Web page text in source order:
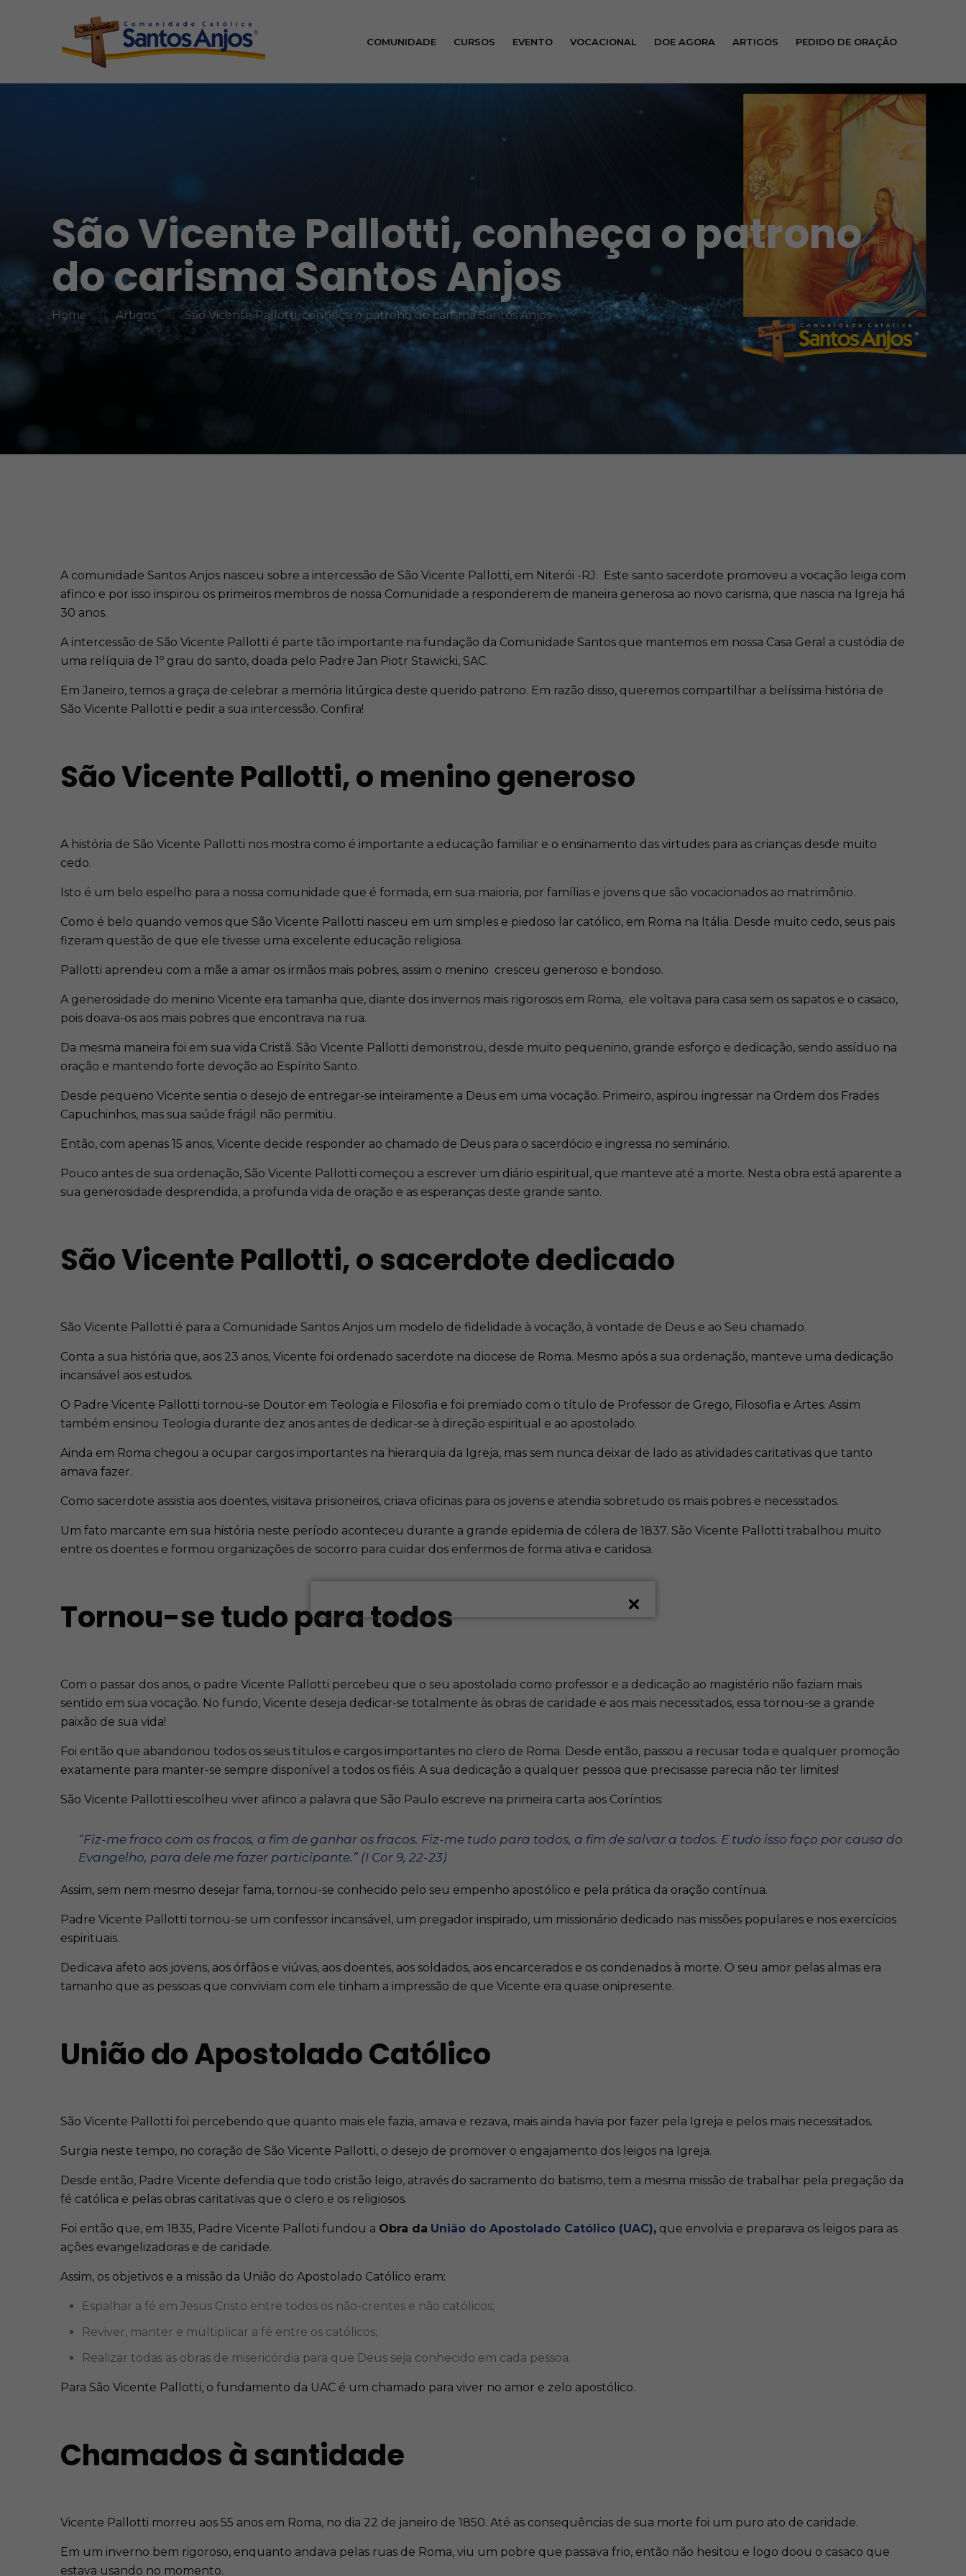
COMUNIDADE CURSOS EVENTO VOCACIONAL DOE AGORA ARTIGOS PEDIDO DE ORAÇÃO
São Vicente Pallotti, conheça o patrono
do carisma Santos Anjos
Home Artigos São Vicente Pallotti, conheça o patrono do carisma Santos Anjos
A comunidade Santos Anjos nasceu sobre a intercessão de São Vicente Pallotti, em Niterói -RJ. Este santo sacerdote promoveu a vocação leiga com
afinco e por isso inspirou os primeiros membros de nossa Comunidade a responderem de maneira generosa ao novo carisma, que nascia na Igreja há
30 anos.
A intercessão de São Vicente Pallotti é parte tão importante na fundação da Comunidade Santos que mantemos em nossa Casa Geral a custódia de
uma relíquia de 1º grau do santo, doada pelo Padre Jan Piotr Stawicki, SAC.
Em Janeiro, temos a graça de celebrar a memória litúrgica deste querido patrono. Em razão disso, queremos compartilhar a belíssima história de
São Vicente Pallotti e pedir a sua intercessão. Confira!
São Vicente Pallotti, o menino generoso
A história de São Vicente Pallotti nos mostra como é importante a educação familiar e o ensinamento das virtudes para as crianças desde muito
cedo.
Isto é um belo espelho para a nossa comunidade que é formada, em sua maioria, por famílias e jovens que são vocacionados ao matrimônio.
Como é belo quando vemos que São Vicente Pallotti nasceu em um simples e piedoso lar católico, em Roma na Itália. Desde muito cedo, seus pais
fizeram questão de que ele tivesse uma excelente educação religiosa.
Pallotti aprendeu com a mãe a amar os irmãos mais pobres, assim o menino cresceu generoso e bondoso.
A generosidade do menino Vicente era tamanha que, diante dos invernos mais rigorosos em Roma, ele voltava para casa sem os sapatos e o casaco,
pois doava-os aos mais pobres que encontrava na rua.
Da mesma maneira foi em sua vida Cristã. São Vicente Pallotti demonstrou, desde muito pequenino, grande esforço e dedicação, sendo assíduo na
oração e mantendo forte devoção ao Espírito Santo.
Desde pequeno Vicente sentia o desejo de entregar-se inteiramente a Deus em uma vocação. Primeiro, aspirou ingressar na Ordem dos Frades
Capuchinhos, mas sua saúde frágil não permitiu.
Então, com apenas 15 anos, Vicente decide responder ao chamado de Deus para o sacerdócio e ingressa no seminário.
Pouco antes de sua ordenação, São Vicente Pallotti começou a escrever um diário espiritual, que manteve até a morte. Nesta obra está aparente a
sua generosidade desprendida, a profunda vida de oração e as esperanças deste grande santo.
São Vicente Pallotti, o sacerdote dedicado
São Vicente Pallotti é para a Comunidade Santos Anjos um modelo de fidelidade à vocação, à vontade de Deus e ao Seu chamado.
Conta a sua história que, aos 23 anos, Vicente foi ordenado sacerdote na diocese de Roma. Mesmo após a sua ordenação, manteve uma dedicação
incansável aos estudos.
O Padre Vicente Pallotti tornou-se Doutor em Teologia e Filosofia e foi premiado com o título de Professor de Grego, Filosofia e Artes. Assim
também ensinou Teologia durante dez anos antes de dedicar-se à direção espiritual e ao apostolado.
Ainda em Roma chegou a ocupar cargos importantes na hierarquia da Igreja, mas sem nunca deixar de lado as atividades caritativas que tanto
amava fazer.
Como sacerdote assistia aos doentes, visitava prisioneiros, criava oficinas para os jovens e atendia sobretudo os mais pobres e necessitados.
Um fato marcante em sua história neste período aconteceu durante a grande epidemia de cólera de 1837. São Vicente Pallotti trabalhou muito
entre os doentes e formou organizações de socorro para cuidar dos enfermos de forma ativa e caridosa.
Tornou-se tudo para todos
Com o passar dos anos, o padre Vicente Pallotti percebeu que o seu apostolado como professor e a dedicação ao magistério não faziam mais
sentido em sua vocação. No fundo, Vicente deseja dedicar-se totalmente às obras de caridade e aos mais necessitados, essa tornou-se a grande
paixão de sua vida!
Foi então que abandonou todos os seus títulos e cargos importantes no clero de Roma. Desde então, passou a recusar toda e qualquer promoção
exatamente para manter-se sempre disponível a todos os fiéis. A sua dedicação a qualquer pessoa que precisasse parecia não ter limites!
São Vicente Pallotti escolheu viver afinco a palavra que São Paulo escreve na primeira carta aos Coríntios:
“Fiz-me fraco com os fracos, a fim de ganhar os fracos. Fiz-me tudo para todos, a fim de salvar a todos. E tudo isso faço por causa do
Evangelho, para dele me fazer participante.” (I Cor 9, 22-23)
Assim, sem nem mesmo desejar fama, tornou-se conhecido pelo seu empenho apostólico e pela prática da oração contínua.
Padre Vicente Pallotti tornou-se um confessor incansável, um pregador inspirado, um missionário dedicado nas missões populares e nos exercícios
espirituais.
Dedicava afeto aos jovens, aos órfãos e viúvas, aos doentes, aos soldados, aos encarcerados e os condenados à morte. O seu amor pelas almas era
tamanho que as pessoas que conviviam com ele tinham a impressão de que Vicente era quase onipresente.
União do Apostolado Católico
São Vicente Pallotti foi percebendo que quanto mais ele fazia, amava e rezava, mais ainda havia por fazer pela Igreja e pelos mais necessitados.
Surgia neste tempo, no coração de São Vicente Pallotti, o desejo de promover o engajamento dos leigos na Igreja.
Desde então, Padre Vicente defendia que todo cristão leigo, através do sacramento do batismo, tem a mesma missão de trabalhar pela pregação da
fé católica e pelas obras caritativas que o clero e os religiosos.
Foi então que, em 1835, Padre Vicente Palloti fundou a Obra da União do Apostolado Católico (UAC), que envolvia e preparava os leigos para as
ações evangelizadoras e de caridade.
Assim, os objetivos e a missão da União do Apostolado Católico eram:
Espalhar a fé em Jesus Cristo entre todos os não-crentes e não católicos;
Reviver, manter e multiplicar a fé entre os católicos;
Realizar todas as obras de misericórdia para que Deus seja conhecido em cada pessoa.
Para São Vicente Pallotti, o fundamento da UAC é um chamado para viver no amor e zelo apostólico.
Chamados à santidade
Vicente Pallotti morreu aos 55 anos em Roma, no dia 22 de janeiro de 1850. Até as consequências de sua morte foi um puro ato de caridade.
Em um inverno bem rigoroso, enquanto andava pelas ruas de Roma, viu um pobre que passava frio, então não hesitou e logo doou o casaco que
estava usando no momento.